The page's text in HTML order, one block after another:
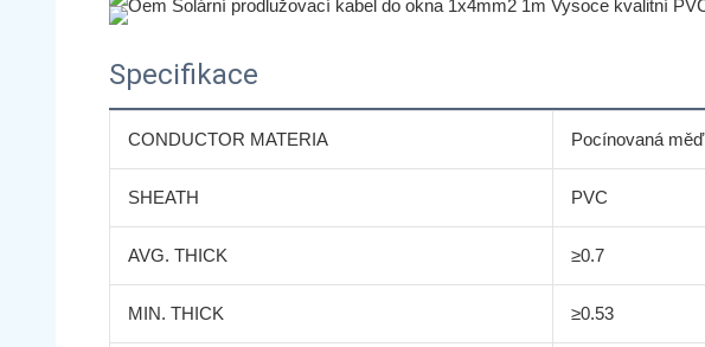
Specifikace
CONDUCTOR MATERIA Pocínovaná měď
SHEATH PVC
AVG. THICK ≥0.7
MIN. THICK ≥0.53